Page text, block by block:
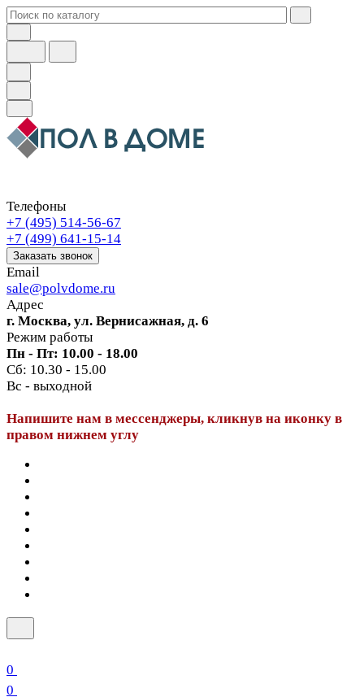
Телефоны
+7 (495) 514-56-67
+7 (499) 641-15-14
Заказать звонок
Email
sale@polvdome.ru
Адрес
г. Москва, ул. Вернисажная, д. 6
Режим работы
Пн - Пт: 10.00 - 18.00
Сб: 10.30 - 15.00
Вс - выходной
Напишите нам в мессенджеры, кликнув на иконку в
правом нижнем углу
0
0